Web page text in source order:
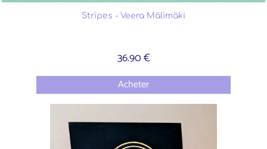
Stripes - Veera Mälimäki
36.90 €
Acheter